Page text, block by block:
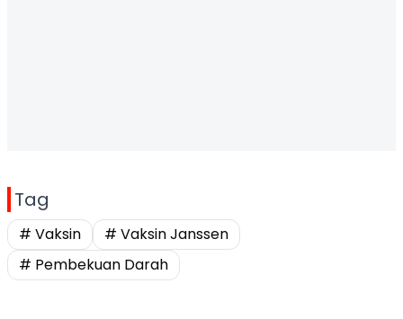
Tag
# Vaksin
# Vaksin Janssen
# Pembekuan Darah